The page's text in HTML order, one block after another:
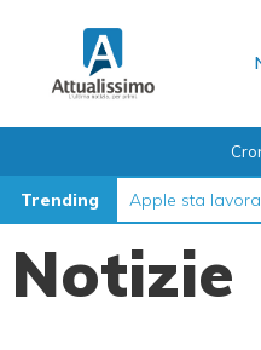
contenuto
Trending Apple sta
Notizie